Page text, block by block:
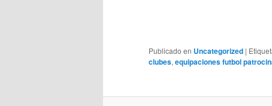
Publicado en Uncategorized |
clubes, equipaciones futbol